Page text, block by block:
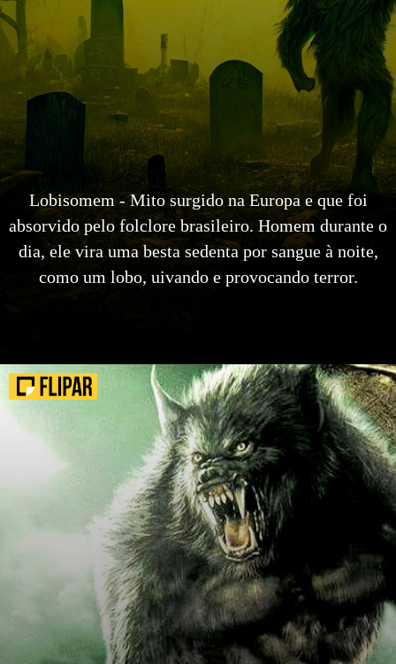
Lobisomem - Mito surgido na Europa e que foi
absorvido pelo folclore brasileiro. Homem durante o
dia, ele vira uma besta sedenta por sangue à noite,
como um lobo, uivando e provocando terror.